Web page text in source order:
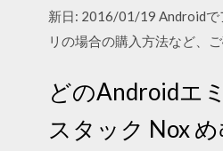
新日: 2016/01/19 Androidで
リの場合の購入方法など、
どのAndroidエ
スタック Nox